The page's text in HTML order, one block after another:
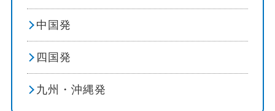
ビーチ・リゾート
花見
避暑地
中国発
四国発
九州・沖縄発